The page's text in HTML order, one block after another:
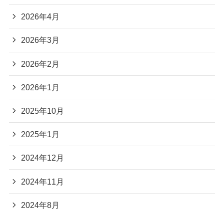
2026年4月
2026年3月
2026年2月
2026年1月
2025年10月
2025年1月
2024年12月
2024年11月
2024年8月